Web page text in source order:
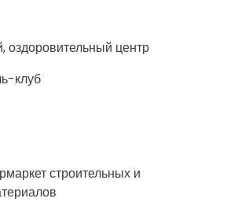
оздоровительный центр
клуб
строительных и